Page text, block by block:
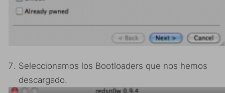
Seleccionamos los Bootloaders que nos hemos
descargado.